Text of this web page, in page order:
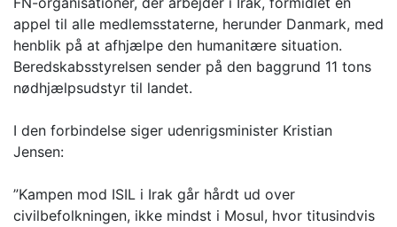
appel til alle medlemsstaterne, herunder Danmark, med
henblik på at afhjælpe den humanitære situation.
Beredskabsstyrelsen sender på den baggrund 11 tons
nødhjælpsudstyr til landet.
I den forbindelse siger udenrigsminister Kristian
Jensen:
”Kampen mod ISIL i Irak går hårdt ud over
civilbefolkningen, ikke mindst i Mosul, hvor titusindvis